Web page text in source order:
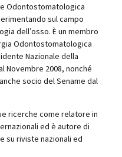
Odontostomatologica
sul campo
dell’osso. È un membro
Odontostomatologica
Nazionale della
Novembre 2008, nonché
socio del Sename dal
ricerche come relatore in
ed è autore di
su riviste nazionali ed